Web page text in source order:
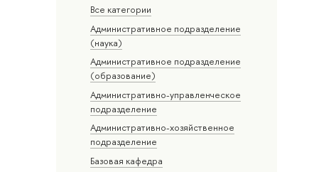
Все категории
Административное подразделение
(наука)
Административное подразделение
(образование)
Административно-управленческое
подразделение
Административно-хозяйственное
подразделение
Базовая кафедра